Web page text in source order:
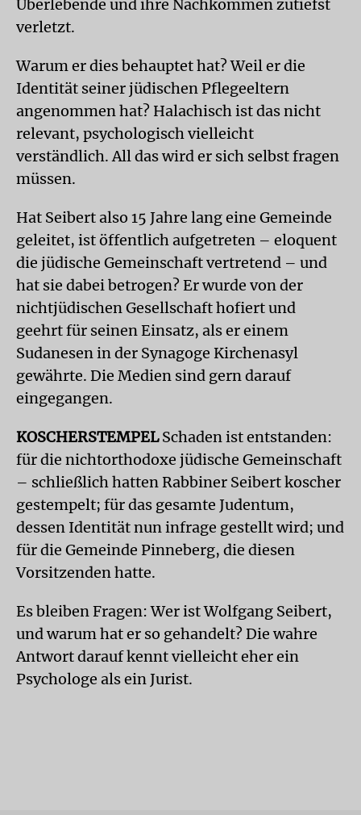
Überlebende und ihre Nachkommen zutiefst
verletzt.
Warum er dies behauptet hat? Weil er die
Identität seiner jüdischen Pflegeeltern
angenommen hat? Halachisch ist das nicht
relevant, psychologisch vielleicht
verständlich. All das wird er sich selbst fragen
müssen.
Hat Seibert also 15 Jahre lang eine Gemeinde
geleitet, ist öffentlich aufgetreten – eloquent
die jüdische Gemeinschaft vertretend – und
hat sie dabei betrogen? Er wurde von der
nichtjüdischen Gesellschaft hofiert und
geehrt für seinen Einsatz, als er einem
Sudanesen in der Synagoge Kirchenasyl
gewährte. Die Medien sind gern darauf
eingegangen.
KOSCHERSTEMPELSchaden ist entstanden:
für die nichtorthodoxe jüdische Gemeinschaft
– schließlich hatten Rabbiner Seibert koscher
gestempelt; für das gesamte Judentum,
dessen Identität nun infrage gestellt wird; und
für die Gemeinde Pinneberg, die diesen
Vorsitzenden hatte.
Es bleiben Fragen: Wer ist Wolfgang Seibert,
und warum hat er so gehandelt? Die wahre
Antwort darauf kennt vielleicht eher ein
Psychologe als ein Jurist.